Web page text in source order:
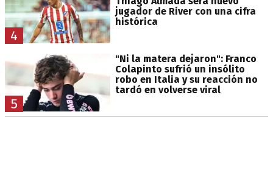
4
jugador de River con una cifra
histórica
5
"Ni la matera dejaron": Franco
Colapinto sufrió un insólito
robo en Italia y su reacción no
tardó en volverse viral